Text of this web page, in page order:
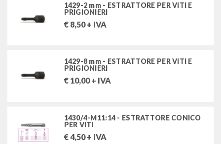
BETA UTENSILI SPA
INTENSE S.R.L.
1429-2 mm - ESTRATTORE PER VITI E
PRIGIONIERI
€ 8,50+ IVA
1429-8 mm - ESTRATTORE PER VITI E
PRIGIONIERI
€ 10,00+ IVA
1430/4-M11:14 - ESTRATTORE CONICO
PER VITI
€4,50+ IVA